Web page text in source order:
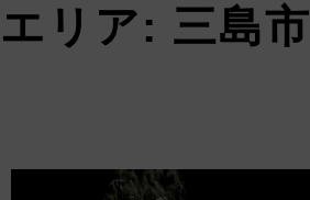
エリア: 三島市